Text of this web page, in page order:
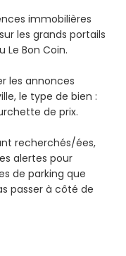
immobilières
les grands portails
Le Bon Coin.
les annonces
le type de bien :
de prix.
recherchés/ées,
alertes pour
de parking que
passer à côté de